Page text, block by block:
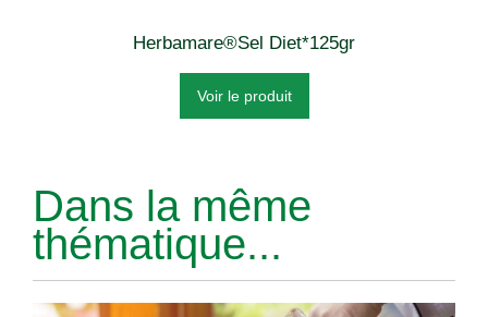
Herbamare®Sel Diet*125gr
Voir le produit
Dans la même
thématique...